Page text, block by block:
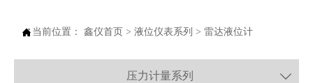
 当前位置： 鑫仪首页 > 液位仪表系列 > 雷达液位计
压力计量系列 